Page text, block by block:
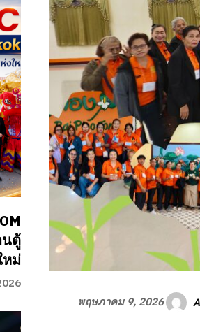
นตู้
หม่
พฤษภาคม 9, 2026